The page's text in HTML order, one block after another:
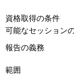
資格取得の条件
可能なセッション
報告の義務
範囲